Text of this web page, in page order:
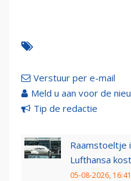
Verstuur per e-mail
Meld u aan voor de
Tip de redactie
Raamstoeltje
Lufthansa
05-08-2026, 16:41